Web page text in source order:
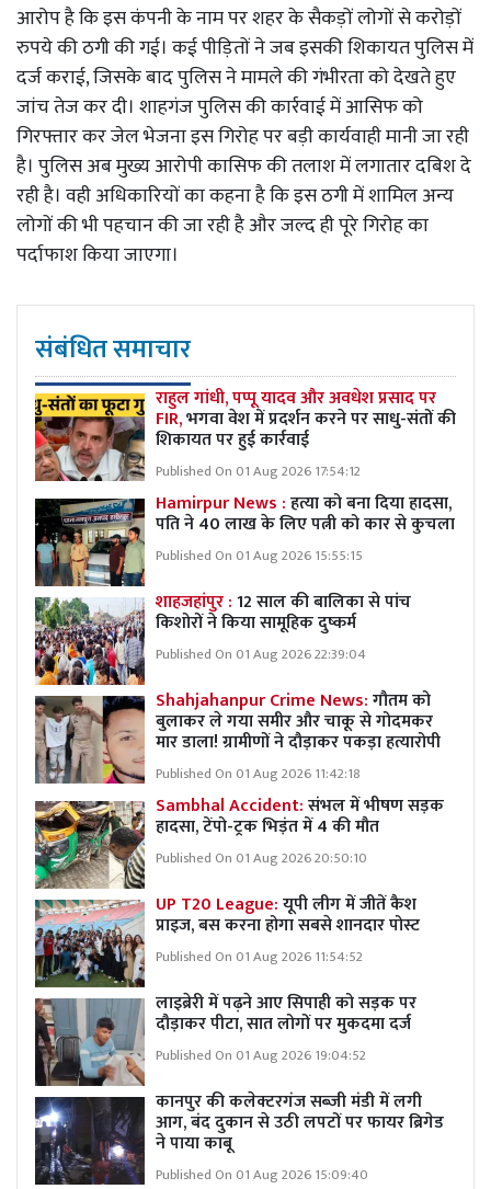
आरोप है कि इस कंपनी के नाम पर शहर के सैकड़ों लोगों से करोड़ों
रुपये की ठगी की गई। कई पीड़ितों ने जब इसकी शिकायत पुलिस में
दर्ज कराई, जिसके बाद पुलिस ने मामले की गंभीरता को देखते हुए
जांच तेज कर दी। शाहगंज पुलिस की कार्रवाई में आसिफ को
गिरफ्तार कर जेल भेजना इस गिरोह पर बड़ी कार्यवाही मानी जा रही
है। पुलिस अब मुख्य आरोपी कासिफ की तलाश में लगातार दबिश दे
रही है। वही अधिकारियों का कहना है कि इस ठगी में शामिल अन्य
लोगों की भी पहचान की जा रही है और जल्द ही पूरे गिरोह का
पर्दाफाश किया जाएगा।
संबंधित समाचार
राहुल गांधी, पप्पू यादव और अवधेश प्रसाद पर
FIR,भगवा वेश में प्रदर्शन करने पर साधु-संतों की
शिकायत पर हुई कार्रवाई
Published On 01 Aug 2026 17:54:12
Hamirpur News :हत्या को बना दिया हादसा,
पति ने 40 लाख के लिए पत्नी को कार से कुचला
Published On 01 Aug 2026 15:55:15
शाहजहांपुर :12 साल की बालिका से पांच
किशोरों ने किया सामूहिक दुष्कर्म
Published On 01 Aug 2026 22:39:04
Shahjahanpur Crime News:गौतम को
बुलाकर ले गया समीर और चाकू से गोदमकर
मार डाला! ग्रामीणों ने दौड़ाकर पकड़ा हत्यारोपी
Published On 01 Aug 2026 11:42:18
Sambhal Accident:संभल में भीषण सड़क
हादसा, टेंपो-ट्रक भिड़ंत में 4 की मौत
Published On 01 Aug 2026 20:50:10
UP T20 League:यूपी लीग में जीतें कैश
प्राइज, बस करना होगा सबसे शानदार पोस्ट
Published On 01 Aug 2026 11:54:52
लाइब्रेरी में पढ़ने आए सिपाही को सड़क पर
दौड़ाकर पीटा, सात लोगों पर मुकदमा दर्ज
Published On 01 Aug 2026 19:04:52
कानपुर की कलेक्टरगंज सब्जी मंडी में लगी
आग, बंद दुकान से उठी लपटों पर फायर ब्रिगेड
ने पाया काबू
Published On 01 Aug 2026 15:09:40